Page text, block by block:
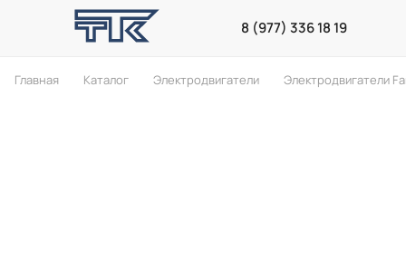
8 (977) 336 18 19
Главная Каталог Электродвигатели Электродвигатели